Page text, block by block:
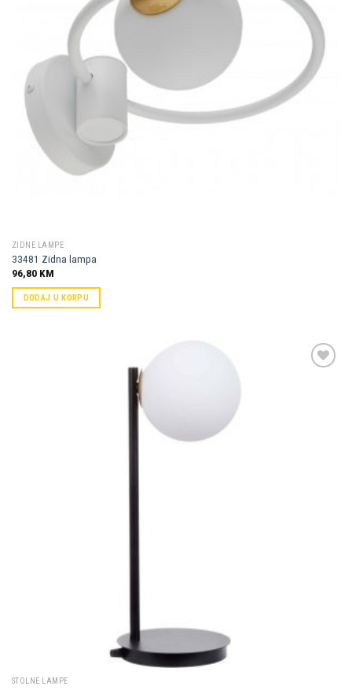
ZIDNE LAMPE
33481 Zidna lampa
96,80 KM
DODAJ U KORPU
STOLNE LAMPE